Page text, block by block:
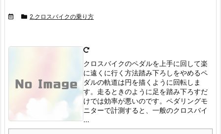
2.クロスバイクの乗り方
クロスバイクのペダルを上手に回して楽
に遠くに行く方法踏み下ろしをやめるペ
ダルの軌道は円を描くように回転しま
す。 走るときのように足を踏み下ろすだ
けでは効率が悪いのです。 ペダリングモ
ニターで計測すると、一般のクロスバイ
...